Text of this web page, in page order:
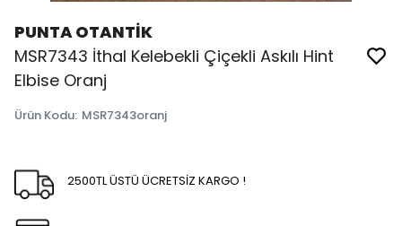
PUNTA OTANTİK
MSR7343 İthal Kelebekli Çiçekli Askılı Hint
Elbise Oranj
Ürün Kodu: MSR7343oranj
2500TL ÜSTÜ ÜCRETSİZ KARGO !